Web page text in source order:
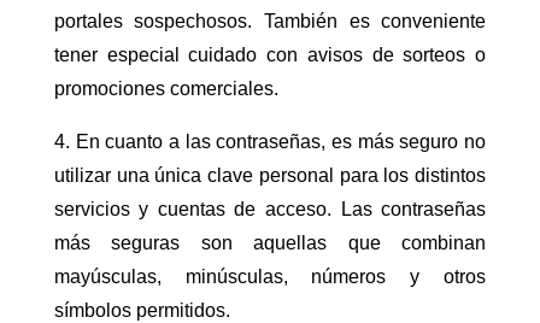
portales sospechosos. También es conveniente
tener especial cuidado con avisos de sorteos o
promociones comerciales.
4. En cuanto a las contraseñas, es más seguro no
utilizar una única clave personal para los distintos
servicios y cuentas de acceso. Las contraseñas
más seguras son aquellas que combinan
mayúsculas, minúsculas, números y otros
símbolos permitidos.